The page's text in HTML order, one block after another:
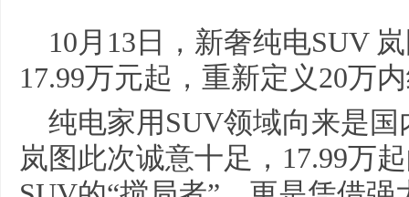
10月13日，新奢纯电SUV
17.99万元起，重新定义20万
纯电家用SUV领域向来是
岚图此次诚意十足，17.99万